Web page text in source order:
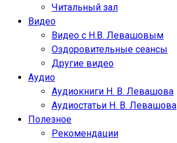
Читальный зал
Видео
Видео с Н.В. Левашовым
Оздоровительные сеансы
Другие видео
Аудио
Аудиокниги Н. В. Левашова
Аудиостатьи Н. В. Левашова
Полезное
Рекомендации